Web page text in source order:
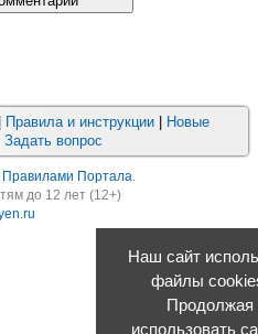
Правила и инструкции|
Новые
|Задать вопрос
Правилами Портала.
до 12 лет (12+)
Наш сайт
файлы
Продолжая
использовать